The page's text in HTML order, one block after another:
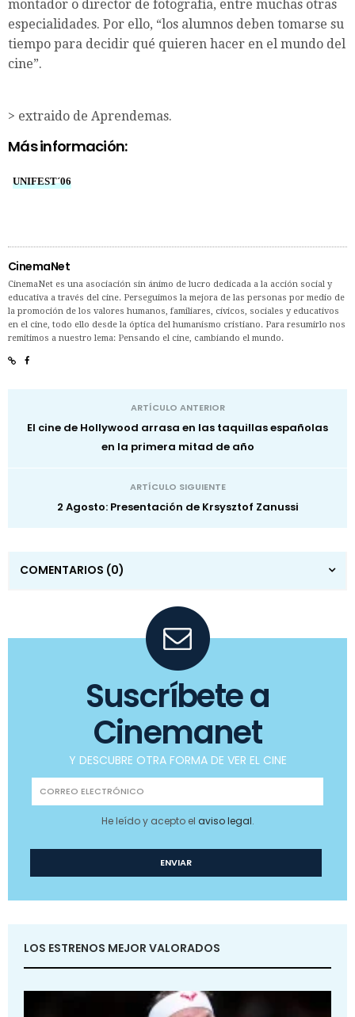
montador o director de fotografía, entre muchas otras
especialidades. Por ello, “los alumnos deben tomarse su
tiempo para decidir qué quieren hacer en el mundo del
cine”.
> extraido de Aprendemas.
Más información:
UNIFEST´06
CinemaNet
CinemaNet es una asociación sin ánimo de lucro dedicada a la acción social y
educativa a través del cine. Perseguimos la mejora de las personas por medio de
la promoción de los valores humanos, familiares, cívicos, sociales y educativos
en el cine, todo ello desde la óptica del humanismo cristiano. Para resumirlo nos
remitimos a nuestro lema: Pensando el cine, cambiando el mundo.
ARTÍCULO ANTERIOR
El cine de Hollywood arrasa en las taquillas españolas
en la primera mitad de año
ARTÍCULO SIGUIENTE
2 Agosto: Presentación de Krsysztof Zanussi
COMENTARIOS (0)
Suscríbete a
Cinemanet
Y DESCUBRE OTRA FORMA DE VER EL CINE
He leído y acepto el aviso legal.
LOS ESTRENOS MEJOR VALORADOS